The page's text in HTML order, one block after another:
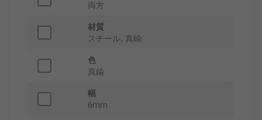
両方
材質
スチール, 真鍮
色
真鍮
幅
6mm